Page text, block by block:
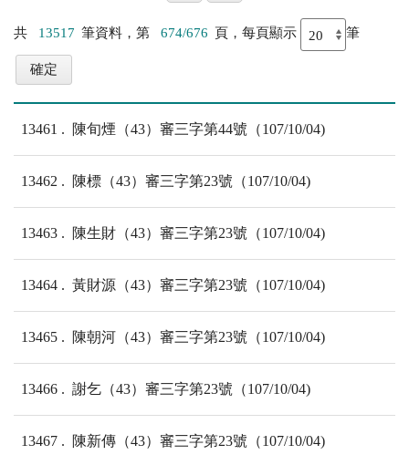
共 13517 筆資料，第 674/676 頁，每頁顯示 筆
13461 陳旬煙（43）審三字第44號（107/10/04)
13462 陳標（43）審三字第23號（107/10/04)
13463 陳生財（43）審三字第23號（107/10/04)
13464 黃財源（43）審三字第23號（107/10/04)
13465 陳朝河（43）審三字第23號（107/10/04)
13466 謝乞（43）審三字第23號（107/10/04)
13467 陳新傳（43）審三字第23號（107/10/04)